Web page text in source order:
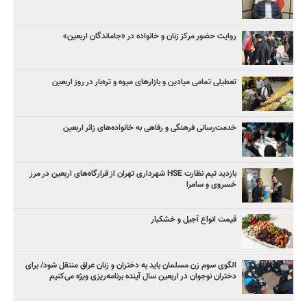
روایت حضور مرکز زنان و خانواده در «جاماندگان اربعین»
تعطیلی تمامی میادین و بازارهای میوه و تره‌بار در روز اربعین
خدمت‌رسانی فرهنگی و رفاهی به خانواده‌های زائر اربعین
بازدید تیم نظارت HSE شهرداری تهران از قرارگاه‌های اربعین در مرز
خسروی و سامرا
قیمت انواع آجیل و خشکبار
الگوی سوم زن مسلمان باید به دختران و زنان عراق منتقل شود/ برای
دختران نوجوان در اربعین سال آینده برنامه‌ریزی ویژه می‌کنیم